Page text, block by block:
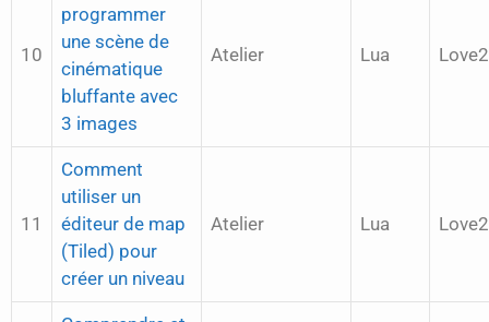
10
programmer
une scène de
cinématique
bluffante avec
3 images
Atelier Lua
11
Comment
utiliser un
éditeur de map
(Tiled) pour
créer un niveau
Atelier Lua